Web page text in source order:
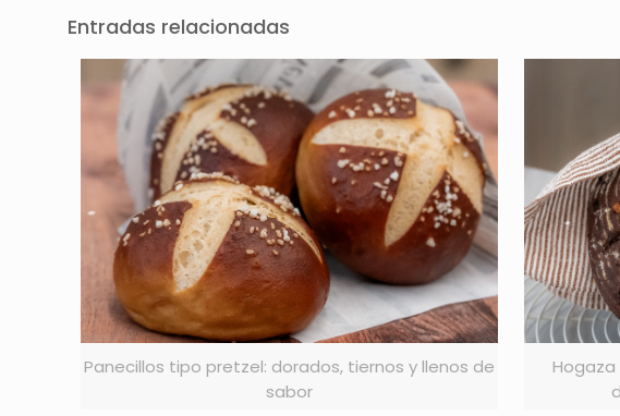
Entradas relacionadas
Panecillos tipo pretzel: dorados, tiernos y llenos de
sabor